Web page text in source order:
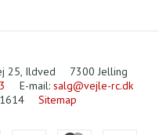
25, Ildved
7300 Jelling
E-mail: salg@vejle-rc.dk
Sitemap